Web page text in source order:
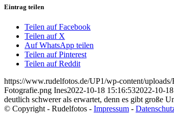
Eintrag teilen
Teilen auf Facebook
Teilen auf X
Auf WhatsApp teilen
Teilen auf Pinterest
Teilen auf Reddit
https://www.rudelfotos.de/UP1/wp-content/
Fotografie.png Ines2022-10-18 15:16:532022-10-
deutlich schwerer als erwartet, denn es gibt große
© Copyright - Rudelfotos - Impressum -